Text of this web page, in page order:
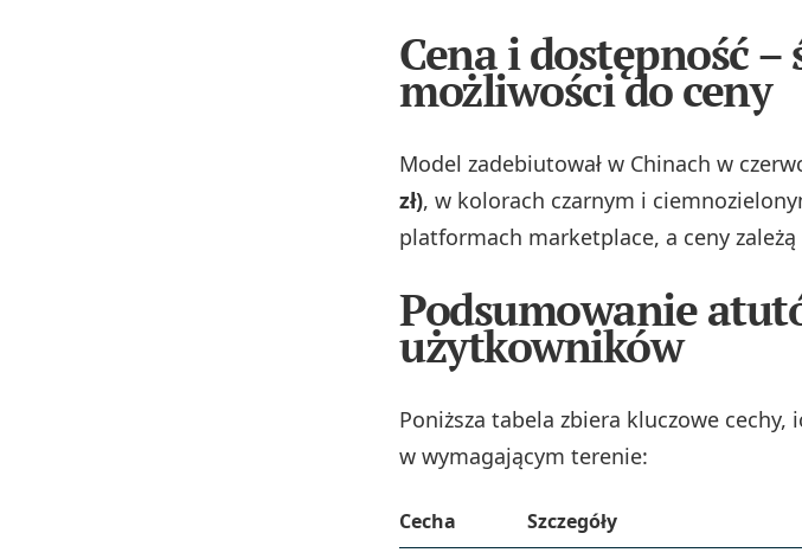
Cena i dostępność
możliwości do ceny
Model zadebiutował w Chinach w
zł), w kolorach czarnym i
platformach marketplace, a ceny
Podsumowanie
użytkowników
Poniższa tabela zbiera kluczowe cechy,
w wymagającym terenie:
Cecha Szczegóły